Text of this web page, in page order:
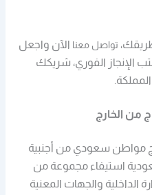
تواصل معنا الآن واجعل
الإنجاز الفوري، شريكك
من الخارج
مواطن سعودي من أجنبية
استيفاء مجموعة من
الداخلية والجهات المعنية